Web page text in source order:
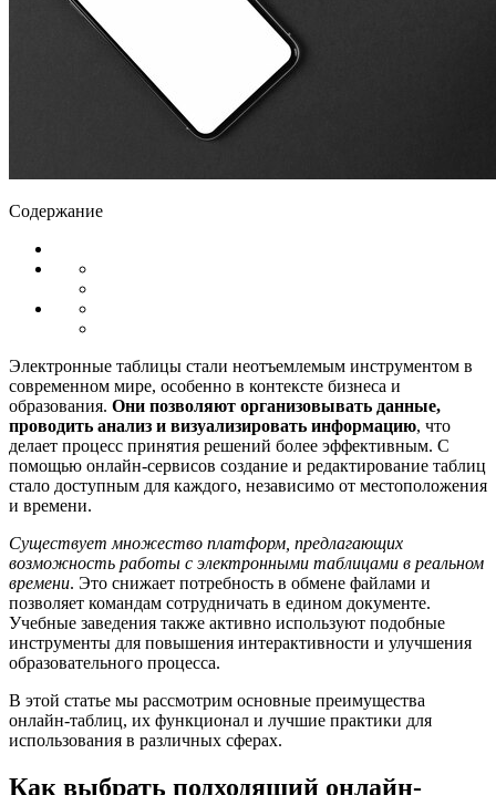
Содержание
Электронные таблицы стали неотъемлемым инструментом в
современном мире, особенно в контексте бизнеса и
образования. Они позволяют организовывать данные,
проводить анализ и визуализировать информацию, что
делает процесс принятия решений более эффективным. С
помощью онлайн-сервисов создание и редактирование таблиц
стало доступным для каждого, независимо от местоположения
и времени.
Существует множество платформ, предлагающих
возможность работы с электронными таблицами в реальном
времени. Это снижает потребность в обмене файлами и
позволяет командам сотрудничать в едином документе.
Учебные заведения также активно используют подобные
инструменты для повышения интерактивности и улучшения
образовательного процесса.
В этой статье мы рассмотрим основные преимущества
онлайн-таблиц, их функционал и лучшие практики для
использования в различных сферах.
Как выбрать подходящий онлайн-